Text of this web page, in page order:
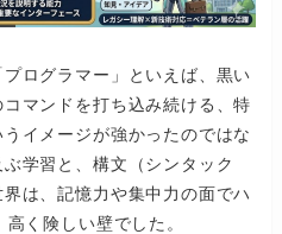
ログラマー」といえば、黒い
マンドを打ち込み続ける、特
イメージが強かったのではな
学習と、構文（シンタック
は、記憶力や集中力の面でハ
く険しい壁でした。